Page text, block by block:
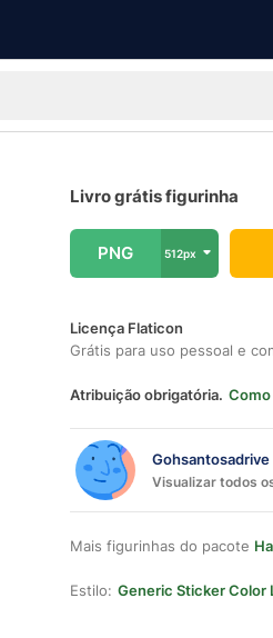
Livro grátis figurinha
PNG 512px
Licença Flaticon
Grátis para uso pessoal e
Atribuição obrigatória.
Gohsantosadrive
Visualizar todos
Mais figurinhas do pacote
Estilo: Generic Sticker Color